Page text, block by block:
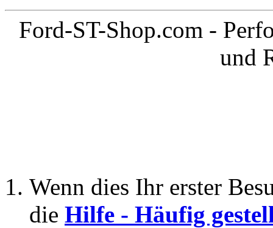
Ford-ST-Shop.com -
und
Wenn dies Ihr erster
die Hilfe - Häufig